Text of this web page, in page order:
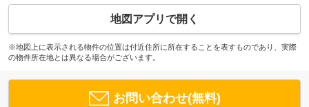
地図アプリで開く
※地図上に表示される物件の位置は付近住所に所在することを表すものであり、実際
の物件所在地とは異なる場合がございます。
お問い合わせ(無料)